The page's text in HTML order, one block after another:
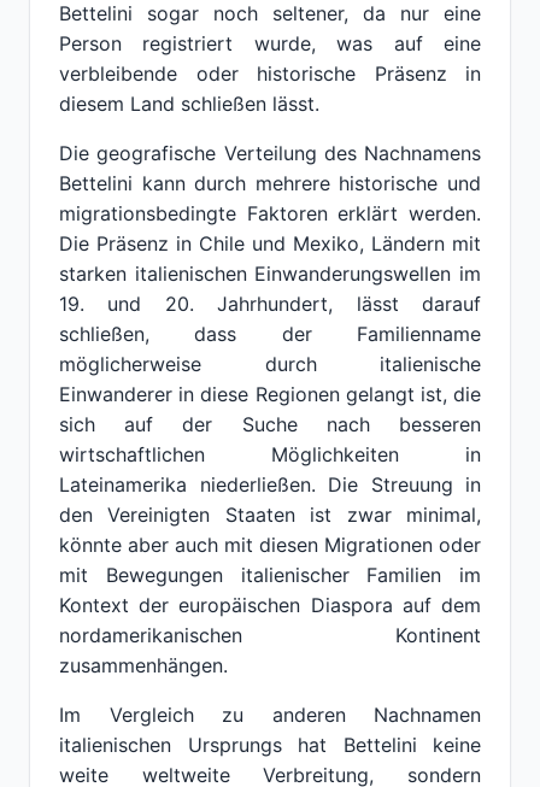
Bettelini sogar noch seltener, da nur eine
Person registriert wurde, was auf eine
verbleibende oder historische Präsenz in
diesem Land schließen lässt.
Die geografische Verteilung des Nachnamens
Bettelini kann durch mehrere historische und
migrationsbedingte Faktoren erklärt werden.
Die Präsenz in Chile und Mexiko, Ländern mit
starken italienischen Einwanderungswellen im
19. und 20. Jahrhundert, lässt darauf
schließen, dass der Familienname
möglicherweise durch italienische
Einwanderer in diese Regionen gelangt ist, die
sich auf der Suche nach besseren
wirtschaftlichen Möglichkeiten in
Lateinamerika niederließen. Die Streuung in
den Vereinigten Staaten ist zwar minimal,
könnte aber auch mit diesen Migrationen oder
mit Bewegungen italienischer Familien im
Kontext der europäischen Diaspora auf dem
nordamerikanischen Kontinent
zusammenhängen.
Im Vergleich zu anderen Nachnamen
italienischen Ursprungs hat Bettelini keine
weite weltweite Verbreitung, sondern